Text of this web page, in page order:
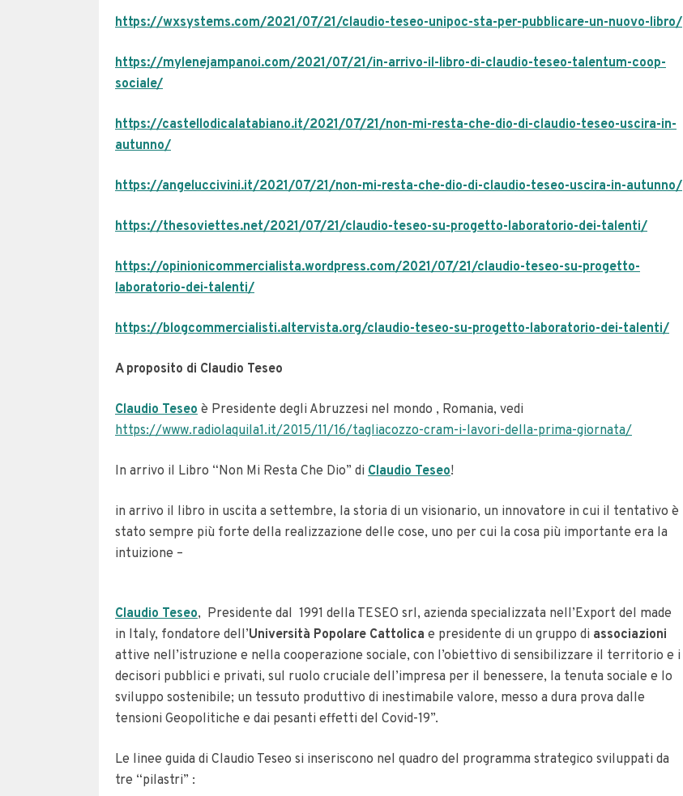
https://wxsystems.com/2021/07/21/claudio-teseo-unipoc-sta-per-pubblicare-un-nuovo-libro/
https://mylenejampanoi.com/2021/07/21/in-arrivo-il-libro-di-claudio-teseo-talentum-coop-
sociale/
https://castellodicalatabiano.it/2021/07/21/non-mi-resta-che-dio-di-claudio-teseo-uscira-in-
autunno/
https://angeluccivini.it/2021/07/21/non-mi-resta-che-dio-di-claudio-teseo-uscira-in-autunno/
https://thesoviettes.net/2021/07/21/claudio-teseo-su-progetto-laboratorio-dei-talenti/
https://opinionicommercialista.wordpress.com/2021/07/21/claudio-teseo-su-progetto-
laboratorio-dei-talenti/
https://blogcommercialisti.altervista.org/claudio-teseo-su-progetto-laboratorio-dei-talenti/
A proposito di Claudio Teseo
Claudio Teseo è Presidente degli Abruzzesi nel mondo , Romania, vedi
https://www.radiolaquila1.it/2015/11/16/tagliacozzo-cram-i-lavori-della-prima-giornata/
In arrivo il Libro “Non Mi Resta Che Dio” di Claudio Teseo!
in arrivo il libro in uscita a settembre, la storia di un visionario, un innovatore in cui il tentativo è
stato sempre più forte della realizzazione delle cose, uno per cui la cosa più importante era la
intuizione –
Claudio Teseo, Presidente dal 1991 della TESEO srl, azienda specializzata nell’Export del made
in Italy, fondatore dell’Università Popolare Cattolica e presidente di un gruppo di associazioni
attive nell’istruzione e nella cooperazione sociale, con l’obiettivo di sensibilizzare il territorio e i
decisori pubblici e privati, sul ruolo cruciale dell’impresa per il benessere, la tenuta sociale e lo
sviluppo sostenibile; un tessuto produttivo di inestimabile valore, messo a dura prova dalle
tensioni Geopolitiche e dai pesanti effetti del Covid-19”.
Le linee guida di Claudio Teseo si inseriscono nel quadro del programma strategico sviluppati da
tre “pilastri” :